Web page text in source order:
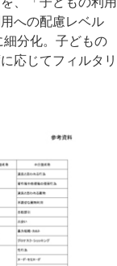
への配慮レベル
分化。子どもの
応じてフィルタリ